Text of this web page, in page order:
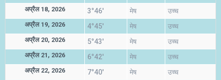
अप्रैल 18, 2026 3°46' मेष उच्च
अप्रैल 19, 2026 4°45' मेष उच्च
अप्रैल 20, 2026 5°43' मेष उच्च
अप्रैल 21, 2026 6°42' मेष उच्च
अप्रैल 22, 2026 7°40' मेष उच्च